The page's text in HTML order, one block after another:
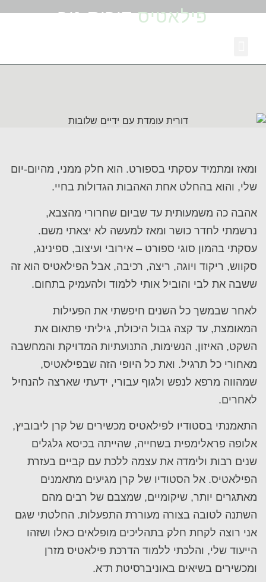
פילאטיס דורית ניר
ומאז ומתמיד עסקתי בספורט. הוא חלק ממני, מהיום-יום
שלי, והוא בהחלט אחת האהבות הגדולות בחיי.
אהבה כה משמעותית עד שביום שחרורי מהצבא,
נרשמתי לחדר כושר ומאז למעשה לא יצאתי משם.
עסקתי בהמון סוגי ספורט – אירובי ועיצוב, ספינינג,
סקווש, ריקוד ויוגה, ריצה, רכיבה, אבל הפילאטיס הוא זה
ששבה את לבי והוביל אותי ללמוד ולהעמיק בתחום.
לאחר שבמשך כל השנים חיפשתי את הפעילות
המאומצת, עד קצה גבול היכולת, גיליתי פתאום את
השקט, האיזון, הנשימות, התנועתיות המדויקת והמחשבה
מאחורי כל תרגיל. ואת כל היופי הזה שבפילאטיס,
שמהווה מרפא לנפש ולגוף עבורי, ידעתי שארצה להנחיל
לאחרים.
התאמנתי בסטודיו לפילאטיס מכשירים של קרן ליבוביץ,
אלופה פראלימפית בשחייה, שהייתה בכיסא גלגלים
שנים רבות ולימדה את עצמה ללכת עם קביים בעזרת
הפילאטיס. אל הסטודיו של קרן מגיעים מתאמנים
מאתגרים יותר, שיקומיים, שמצבם של רבים מהם
השתנה לטובה בצורה מעוררת התפעלות. החלטתי שגם
אני רוצה לקחת חלק בתהליכים מופלאים כאלו ושזהו
הייעוד שלי, והלכתי ללמוד הדרכת פילאטיס מזרן
ומכשירים בשיאים באוניברסיטת ת"א.